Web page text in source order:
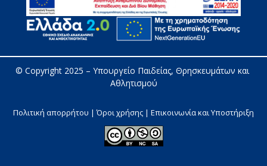
© Copyright 2025 – Υπουργείο Παιδείας, Θρησκευμάτων και
Αθλητισμού
Πολιτική απορρήτου | Όροι χρήσης | Επικοινωνία και Υποστήριξη